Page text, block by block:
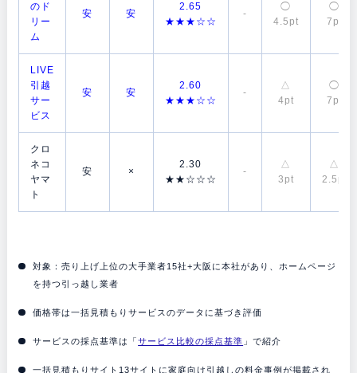
のド
リー
ム
安 安
2.65
★★★☆☆
-
◯
4.5pt
◯
7pt
LIVE
引越
サー
ビス
安 安
2.60
★★★☆☆
-
△
4pt
◯
7pt
クロ
ネコ
ヤマ
ト
安 ×
2.30
★★☆☆☆
-
△
3pt
△
2.5pt
対象：売り上げ上位の大手業者15社+大阪に本社があり、ホームページ
を持つ引っ越し業者
価格帯は一括見積もりサービスのデータに基づき評価
サービスの採点基準は「サービス比較の採点基準 」で紹介
一括見積もりサイト13サイトに家庭向け引越しの料金事例が掲載され